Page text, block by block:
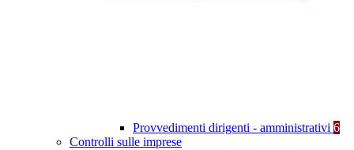
Provvedimenti dirigenti - amministrativi 6
Controlli sulle imprese